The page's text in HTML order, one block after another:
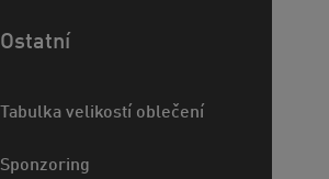
Ostatní
Tabulka velikostí oblečení
Sponzoring